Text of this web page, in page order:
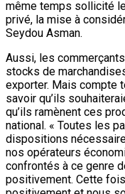
même temps sollicité
privé, la mise à
Seydou Asman.
Aussi, les
stocks de
exporter. Mais compte
savoir qu’ils
qu’ils ramènent ces
national. « Toutes les
dispositions
nos opérateurs
confrontés à ce genre
positivement. Cette